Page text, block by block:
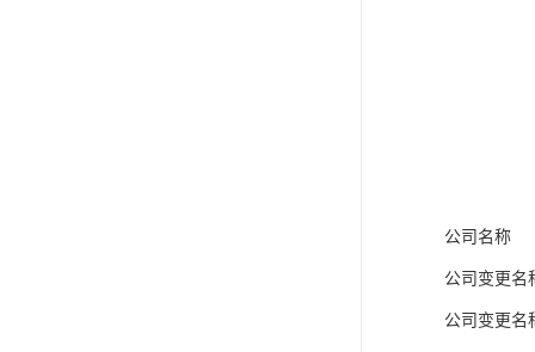
公司名称
公司变更名
公司变更名